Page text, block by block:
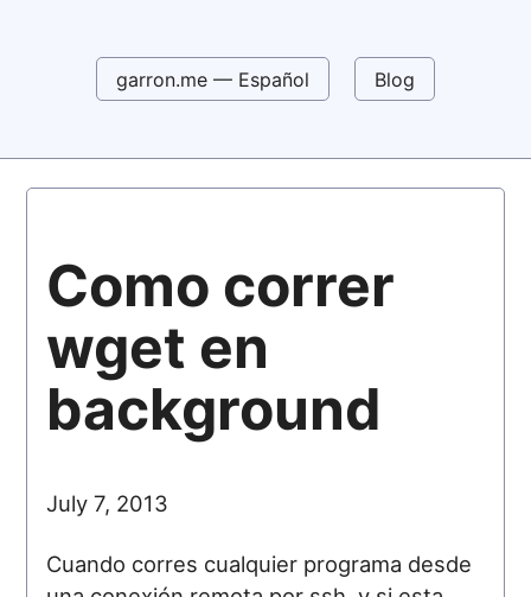
garron.me — Español Blog
Como correr
wget en
background
July 7, 2013
Cuando corres cualquier programa desde